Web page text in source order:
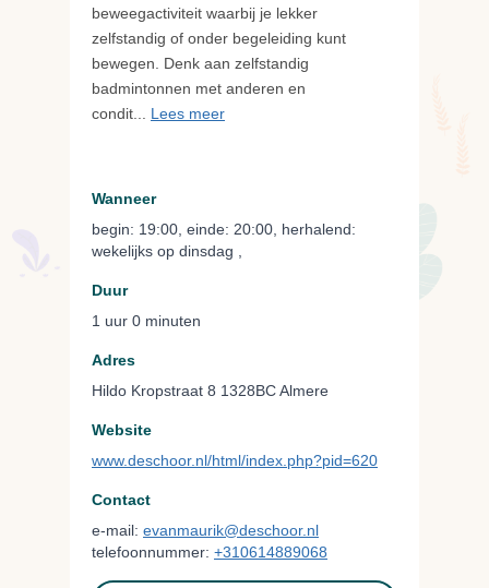
Wanneer
begin: 19:00, einde: 20:00, herhalend:
wekelijks op dinsdag ,
Duur
1 uur 0 minuten
Adres
Hildo Kropstraat 8 1328BC Almere
Website
www.deschoor.nl/html/index.php?pid=620
Contact
e-mail: evanmaurik@deschoor.nl
telefoonnummer: +310614889068
beweegactiviteit waarbij je lekker
zelfstandig of onder begeleiding kunt
bewegen. Denk aan zelfstandig
badmintonnen met anderen en
condit... Lees meer